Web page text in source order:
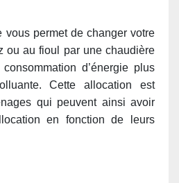
vous permet de changer votre
ou au fioul par une chaudière
d’énergie plus
Cette allocation est
qui peuvent ainsi avoir
en fonction de leurs